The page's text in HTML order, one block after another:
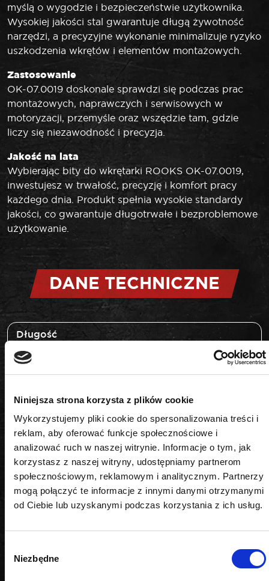
Niniejsza strona korzysta z plików cookie
Wykorzystujemy pliki cookie do spersonalizowania treści i
reklam, aby oferować funkcje społecznościowe i
analizować ruch w naszej witrynie. Informacje o tym, jak
korzystasz z naszej witryny, udostępniamy partnerom
społecznościowym, reklamowym i analitycznym. Partnerzy
mogą połączyć te informacje z innymi danymi otrzymanymi
od Ciebie lub uzyskanymi podczas korzystania z ich usług.
zgody
Niezbędne
myślą o wygodzie i bezpieczeństwie użytkownika.
Wysokiej jakości stal gwarantuje długą żywotność
narzędzi, a precyzyjne wykonanie minimalizuje ryzyko
uszkodzenia wkrętów i elementów montażowych.
Zastosowanie
OK-07.0019 doskonale sprawdzi się podczas prac
montażowych, naprawczych i serwisowych w
motoryzacji, przemyśle oraz wszędzie tam, gdzie
liczy się niezawodność i precyzja.
Jakość na lata
Wybierając bity do wkrętarki ROOKS OK-07.0019,
inwestujesz w trwałość, precyzję i komfort pracy
każdego dnia. Produkt spełnia wysokie standardy
jakości, co gwarantuje długotrwałe i bezproblemowe
użytkowanie.
DANE TECHNICZNE
Długość
25 mm
10
Napęd
1/4"
Rozmiar